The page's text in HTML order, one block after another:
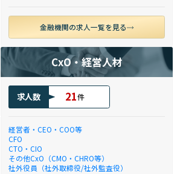
金融機関の求人一覧を見る
CxO・経営人材
求人数 21件
経営者・CEO・COO等
CFO
CTO・CIO
その他CxO（CMO・CHRO等）
社外役員（社外取締役/社外監査役）